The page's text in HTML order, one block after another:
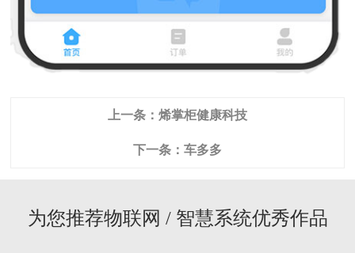
上一条： 烯掌柜健康科技
下一条： 车多多
为您推荐物联网 / 智慧系统优秀作品